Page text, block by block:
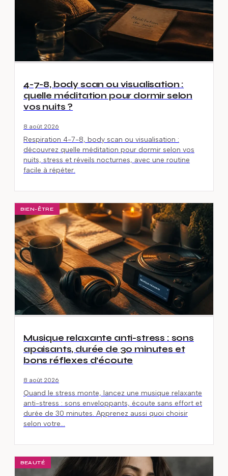
4-7-8, body scan ou visualisation :
quelle méditation pour dormir selon
vos nuits ?
8 août 2026
Respiration 4-7-8, body scan ou visualisation :
découvrez quelle méditation pour dormir selon vos
nuits, stress et réveils nocturnes, avec une routine
facile à répéter.
BIEN-ÊTRE
Musique relaxante anti-stress : sons
apaisants, durée de 30 minutes et
bons réflexes d’écoute
8 août 2026
Quand le stress monte, lancez une musique relaxante
anti-stress : sons enveloppants, écoute sans effort et
durée de 30 minutes. Apprenez aussi quoi choisir
selon votre…
BEAUTÉ